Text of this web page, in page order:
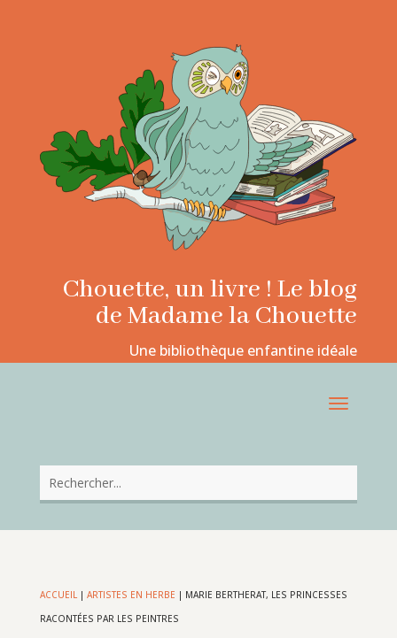
Chouette, un livre ! Le blog
de Madame la Chouette
Une bibliothèque enfantine idéale
ACCUEIL| ARTISTES EN HERBE | MARIE BERTHERAT, LES PRINCESSES
RACONTÉES PAR LES PEINTRES